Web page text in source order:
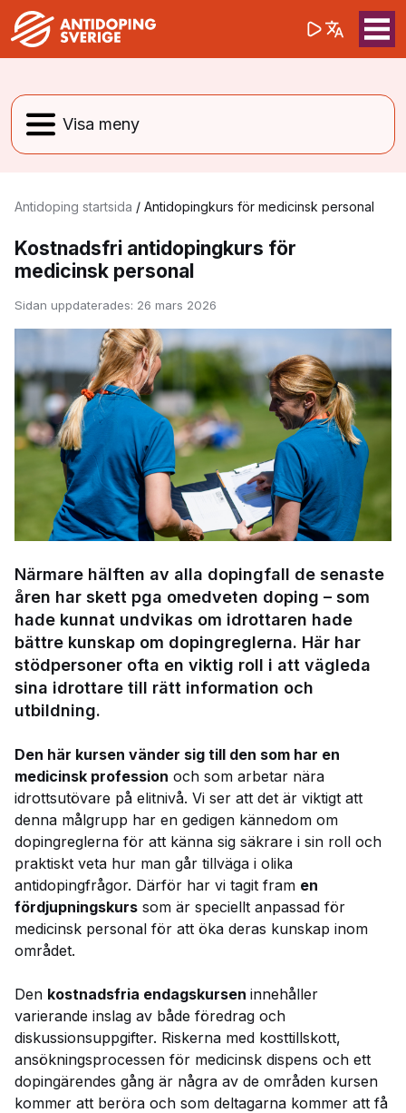
Sök på(opens in a
Antidoping startsida / Antidopingkurs för medicinsk personal
Kostnadsfri antidopingkurs för
medicinsk personal
Sidan uppdaterades: 26 mars 2026
Närmare hälften av alla dopingfall de senaste
åren har skett pga omedveten doping – som
hade kunnat undvikas om idrottaren hade
bättre kunskap om dopingreglerna. Här har
stödpersoner ofta en viktig roll i att vägleda
sina idrottare till rätt information och
utbildning.
Den här kursen vänder sig till den som har en
medicinsk profession och som arbetar nära
idrottsutövare på elitnivå. Vi ser att det är viktigt att
denna målgrupp har en gedigen kännedom om
dopingreglerna för att känna sig säkrare i sin roll och
praktiskt veta hur man går tillväga i olika
antidopingfrågor. Därför har vi tagit fram en
fördjupningskurs som är speciellt anpassad för
medicinsk personal för att öka deras kunskap inom
området.
Den kostnadsfria endagskursen innehåller
varierande inslag av både föredrag och
diskussionsuppgifter. Riskerna med kosttillskott,
ansökningsprocessen för medicinsk dispens och ett
dopingärendes gång är några av de områden kursen
kommer att beröra och som deltagarna kommer att få